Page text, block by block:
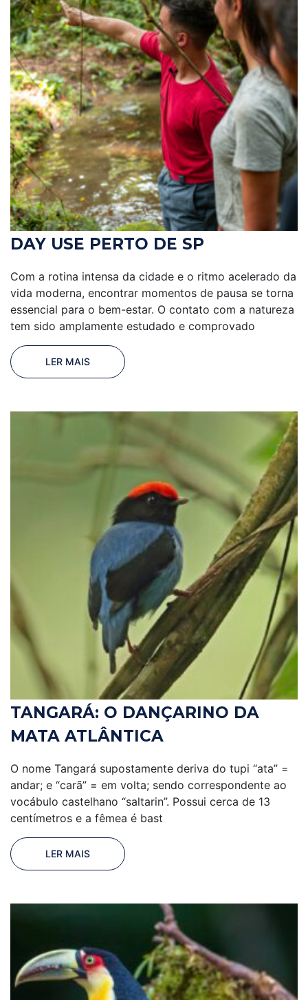
DAY USE PERTO DE SP
Com a rotina intensa da cidade e o ritmo acelerado da
vida moderna, encontrar momentos de pausa se torna
essencial para o bem-estar. O contato com a natureza
tem sido amplamente estudado e comprovado
LER MAIS
TANGARÁ: O DANÇARINO DA
MATA ATLÂNTICA
O nome Tangará supostamente deriva do tupi “ata” =
andar; e “carã” = em volta; sendo correspondente ao
vocábulo castelhano “saltarin”. Possui cerca de 13
centímetros e a fêmea é bast
LER MAIS